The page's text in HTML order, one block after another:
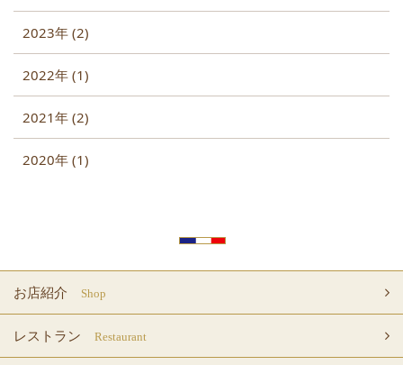
2023年 (2)
2022年 (1)
2021年 (2)
2020年 (1)
お店紹介 Shop
レストラン Restaurant